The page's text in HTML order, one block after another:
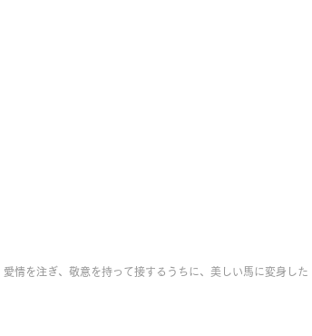
愛情を注ぎ、敬意を持って接するうちに、美しい馬に変身した